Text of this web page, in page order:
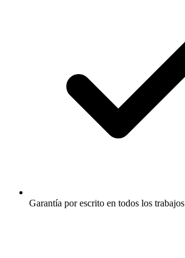
Garantía por escrito en todos los trabajos